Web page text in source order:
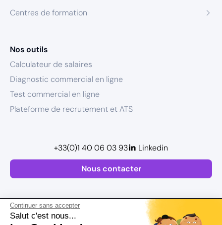
Continuer sans accepter
Salut c'est nous...
Centres de formation
Nos outils
Calculateur de salaires
Diagnostic commercial en ligne
Test commercial en ligne
Plateforme de recrutement et ATS
Nous contacter
+33(0)1 40 06 03 93 Linkedin